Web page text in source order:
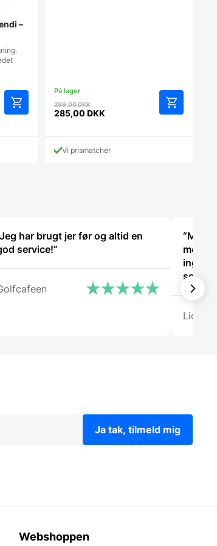
–
299,00DKKDen
oprindelige
var:
299,00 DKK.
285,00 DKK
aktuelle
pris
er:Vi prismatcher
har brugt jer før og altid en
service!”
med
ingen
som
Lida
Ja tak, tilmeld mig
Webshoppen